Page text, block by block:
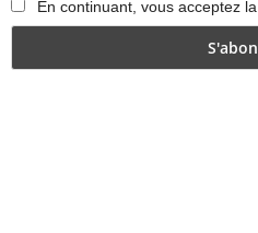
En continuant, vous acceptez